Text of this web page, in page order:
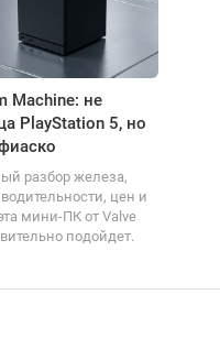
Machine: не
PlayStation 5, но
разбор железа,
цен и
мини-ПК от Valve
подойдет.